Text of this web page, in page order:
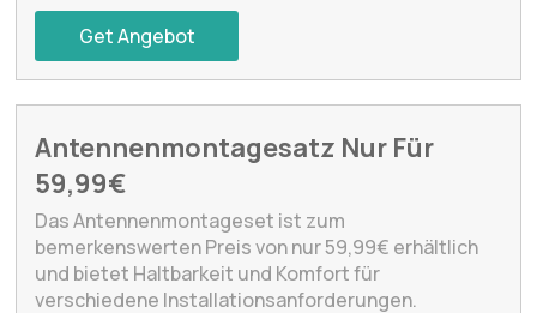
Get Angebot
Antennenmontagesatz Nur Für
59,99€
Das Antennenmontageset ist zum
bemerkenswerten Preis von nur 59,99€ erhältlich
und bietet Haltbarkeit und Komfort für
verschiedene Installationsanforderungen.